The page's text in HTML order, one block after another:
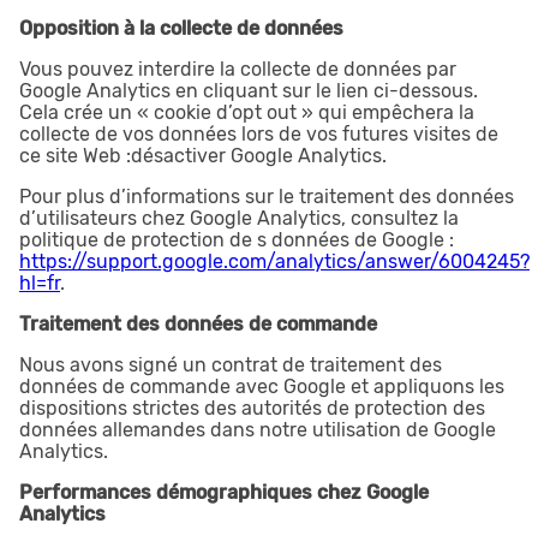
Opposition à la collecte de données
Vous pouvez interdire la collecte de données par
Google Analytics en cliquant sur le lien ci-dessous.
Cela crée un « cookie d’opt out » qui empêchera la
collecte de vos données lors de vos futures visites de
ce site Web :désactiver Google Analytics.
Pour plus d’informations sur le traitement des données
d’utilisateurs chez Google Analytics, consultez la
politique de protection de s données de Google :
https://support.google.com/analytics/answer/6004245?
hl=fr.
Traitement des données de commande
Nous avons signé un contrat de traitement des
données de commande avec Google et appliquons les
dispositions strictes des autorités de protection des
données allemandes dans notre utilisation de Google
Analytics.
Performances démographiques chez Google
Analytics